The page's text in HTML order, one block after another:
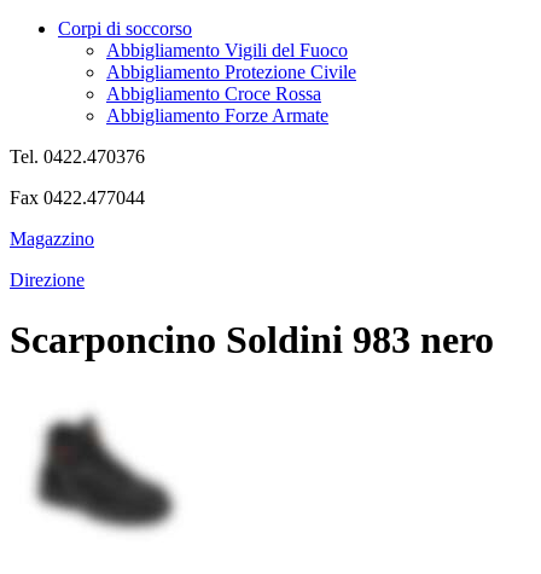
Corpi di soccorso
Abbigliamento Vigili del Fuoco
Abbigliamento Protezione Civile
Abbigliamento Croce Rossa
Abbigliamento Forze Armate
Tel. 0422.470376
Fax 0422.477044
Magazzino
Direzione
Scarponcino Soldini 983 nero